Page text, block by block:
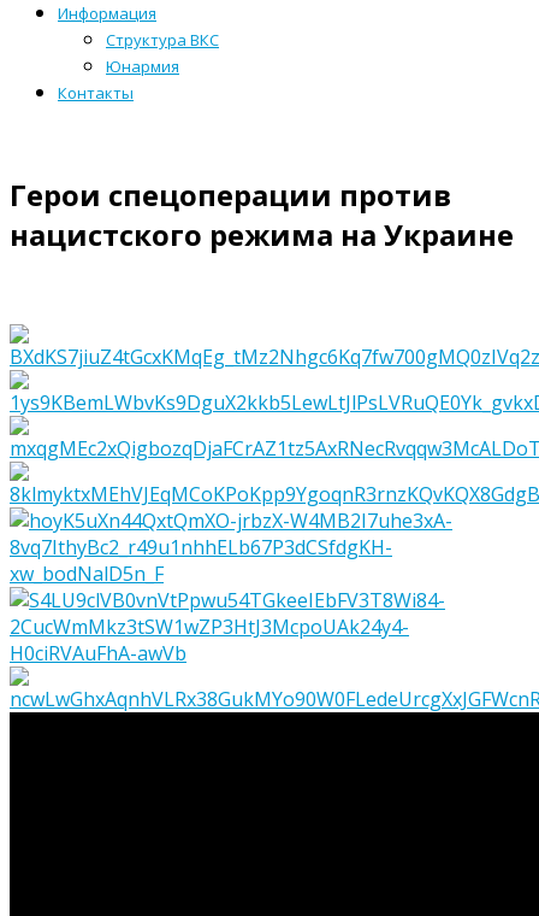
Информация
Структура ВКС
Юнармия
Контакты
Герои спецоперации против
нацистского режима на Украине